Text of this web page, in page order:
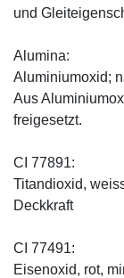
und
Alumina:
Aluminiumoxid;
Aus
freigesetzt.
CI 77891:
Titandioxid,
Deckkraft
CI 77491:
Eisenoxid, rot,